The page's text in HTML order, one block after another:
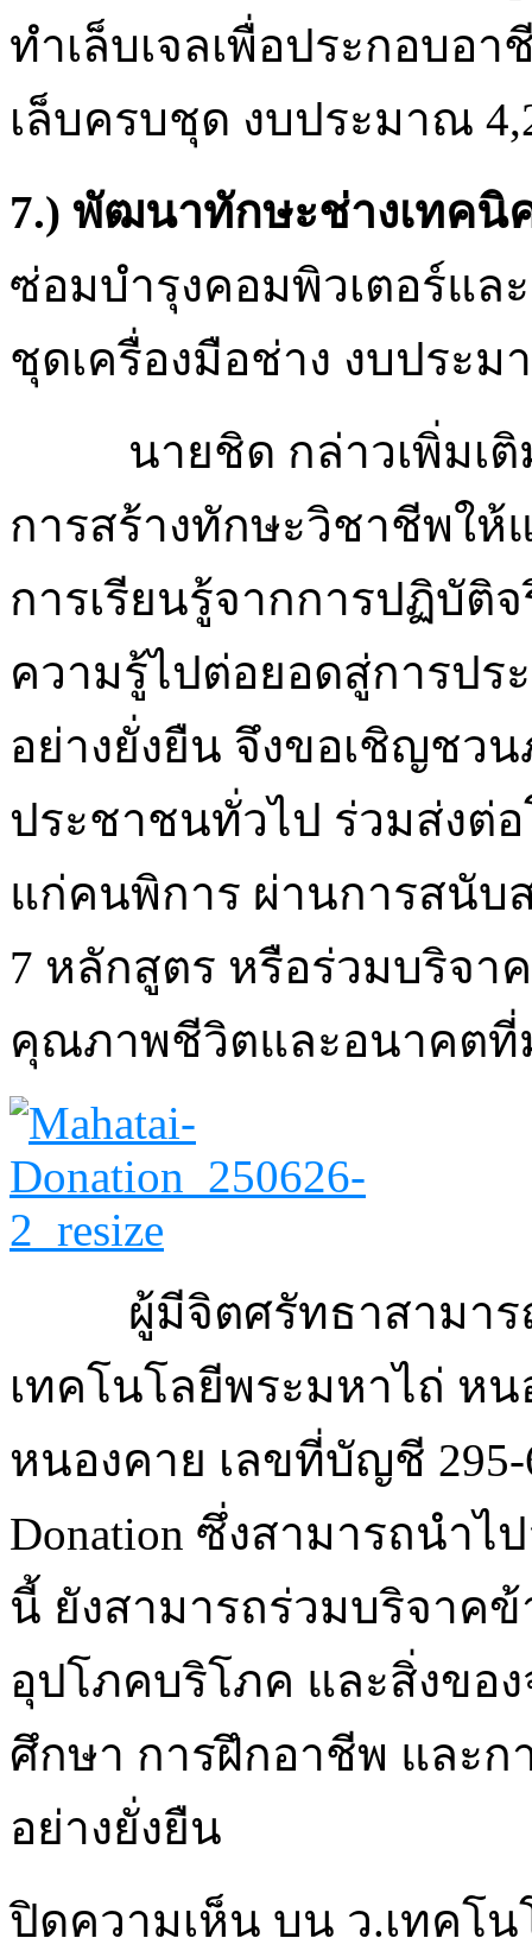
ทำเล็บเจลเพื่อประกอบ
เล็บครบชุด งบประมาณ
7.) พัฒนาทักษะช่างเทคนิ
ซ่อมบำรุงคอมพิวเตอร์แ
ชุดเครื่องมือช่าง งบประม
นายชิด กล่าวเพิ่มเติ
การสร้างทักษะวิชาชีพให้
การเรียนรู้จากการปฏิบัติ
ความรู้ไปต่อยอดสู่การปร
อย่างยั่งยืน จึงขอเชิญชว
ประชาชนทั่วไป ร่วมส่งต่
แก่คนพิการ ผ่านการสนับ
7 หลักสูตร หรือร่วมบริจา
คุณภาพชีวิตและอนาคตที่
ผู้มีจิตศรัทธาสามา
เทคโนโลยีพระมหาไถ่ ห
หนองคาย เลขที่บัญชี 295-
Donation ซึ่งสามารถนำ
นี้ ยังสามารถร่วมบริจาคข้
อุปโภคบริโภค และสิ่งขอ
ศึกษา การฝึกอาชีพ และ
อย่างยั่งยืน
ปิดความเห็น บน ว.เทคโ